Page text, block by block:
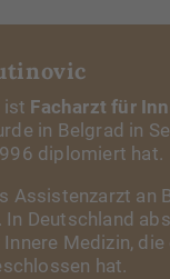
ist Facharzt für
in Belgrad in
diplomiert hat.
Assistenzarzt an
Deutschland
Medizin, die
hat.